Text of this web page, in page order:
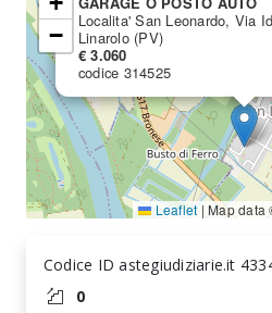
Localita' San Leonardo, Via
Linarolo (PV)
€ 3.060
codice 314525
−
Leaflet | Map data
Codice ID astegiudiziarie.it
0